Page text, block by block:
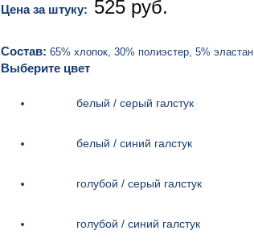
Цена за штуку: 525 руб.
Состав: 65% хлопок, 30% полиэстер, 5% эластан
Выберите цвет
белый / серый галстук
белый / синий галстук
голубой / серый галстук
голубой / синий галстук